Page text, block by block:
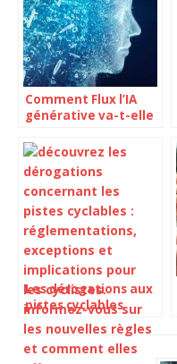
Comment Flux l’IA
générative va-t-elle
quotidien ?
Les dérogations aux
pistes cyclables
menacent l’atteinte
des objectifs de
transport